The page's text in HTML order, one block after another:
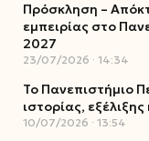
Πρόσκληση –
εμπειρίας στο
2027
23/07/2026 14:34
Το Πανεπιστήμιο
ιστορίας,
10/07/2026 13:54